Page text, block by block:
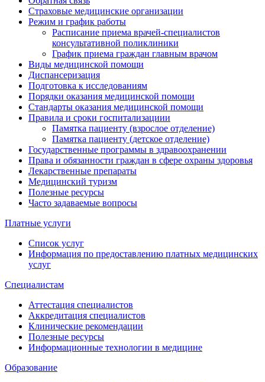
Страховые медицинские организации
Режим и график работы
Расписание приема врачей-специалистов
консультативной поликлиники
График приема граждан главным врачом
Виды медицинской помощи
Диспансеризация
Подготовка к исследованиям
Порядки оказания медицинской помощи
Стандарты оказания медицинской помощи
Правила и сроки госпитализациии
Памятка пациенту (взрослое отделение)
Памятка пациенту (детское отделение)
Государственные программы в здравоохранении
Права и обязанности граждан в сфере охраны здоровья
Лекарственные препараты
Медицинский туризм
Полезные ресурсы
Часто задаваемые вопросы
Платные услуги
Список услуг
Информация по предоставлению платных медицинских
услуг
Специалистам
Аттестация специалистов
Аккредитация специалистов
Клинические рекомендации
Полезные ресурсы
Информационные технологии в медицине
Образование